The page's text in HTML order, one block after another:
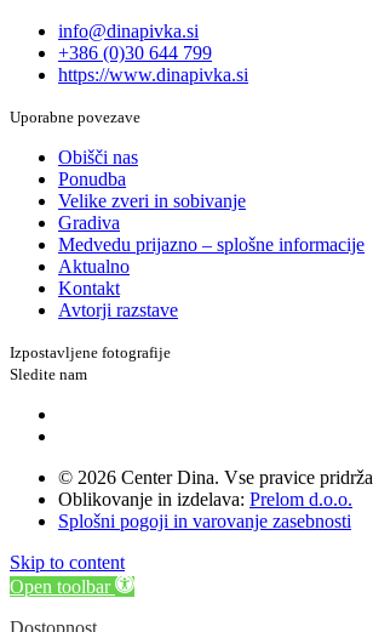
info@dinapivka.si
+386 (0)30 644 799
https://www.dinapivka.si
Uporabne povezave
Obišči nas
Ponudba
Velike zveri in sobivanje
Gradiva
Medvedu prijazno – splošne informacije
Aktualno
Kontakt
Avtorji razstave
Izpostavljene fotografije
Sledite nam
© 2026 Center Dina. Vse pravice
Oblikovanje in izdelava: Prelom d.o.o.
Splošni pogoji in varovanje zasebnosti
Skip to content
Open toolbar